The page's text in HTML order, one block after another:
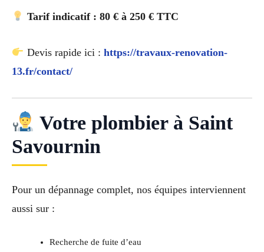
Tarif indicatif : 80 € à 250 € TTC
Devis rapide ici : https://travaux-renovation-
13.fr/contact/
Votre plombier à Saint
Savournin
Pour un dépannage complet, nos équipes interviennent
aussi sur :
Recherche de fuite d’eau